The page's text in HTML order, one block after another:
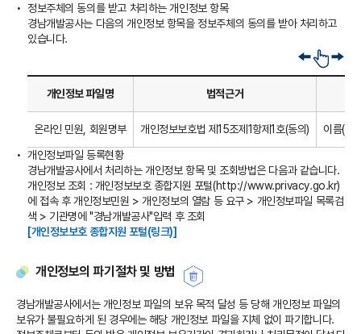
정보주체의 동의를 받고 처리하는 개인정보 항목
경남개발공사는 다음의 개인정보 항목을 정보주체의 동의를 받아 처리하고
있습니다.
크
롤
개인정보 파일명 법적근거
온라인 민원, 회원명부 개인정보보호법 제15조제1항제1호(동의)
이름(필
개인정보파일 등록현황
경남개발공사에서 처리하는 개인정보 항목 및 조회방법은 다음과 같습니다.
개인정보 조회 : 개인정보보호 종합지원 포털(http://www.privacy.go.kr)
에 접속 후 개인정보민원 > 개인정보의 열람 등 요구 > 개인정보파일 목록검
색 > 기관명에 "경남개발공사"입력 후 조회
[개인정보보호 종합지원 포털(링크)]
개인정보의 파기절차 및 방법
경남개발공사에서는 개인정보 파일의 보유 목적 달성 등 당해 개인정보 파일의
보유가 불필요하게 된 경우에는 해당 개인정보 파일을 지체 없이 파기합니다.